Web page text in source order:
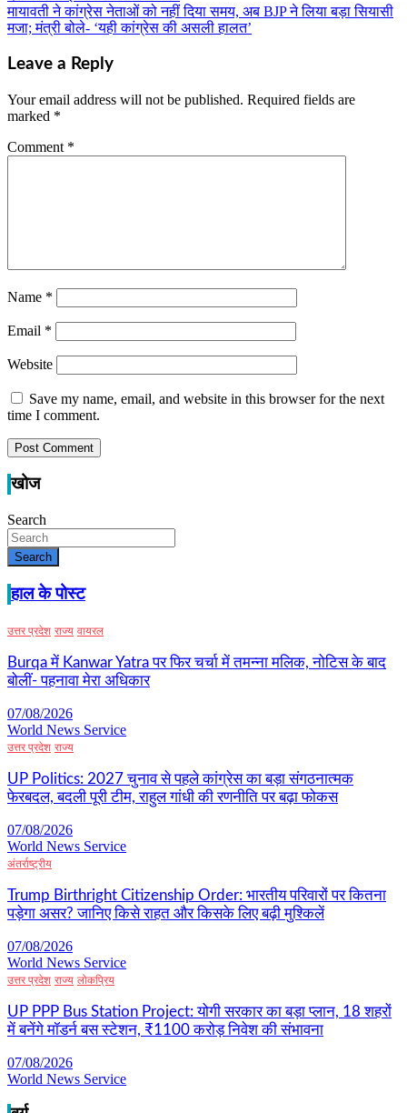
navigation
मायावती ने कांग्रेस नेताओं को नहीं दिया समय, अब BJP ने लिया बड़ा सियासी
मजा; मंत्री बोले- ‘यही कांग्रेस की असली हालत’
Leave a Reply
Your email address will not be published. Required fields are
marked *
Comment *
Name *
Email *
Website
Save my name, email, and website in this browser for the next
time I comment.
खोज
Search
Search
हाल के पोस्ट
उत्तर प्रदेश राज्य वायरल
Burqa में Kanwar Yatra पर फिर चर्चा में तमन्ना मलिक, नोटिस के बाद
बोलीं- पहनावा मेरा अधिकार
07/08/2026
World News Service
उत्तर प्रदेश राज्य
UP Politics: 2027 चुनाव से पहले कांग्रेस का बड़ा संगठनात्मक
फेरबदल, बदली पूरी टीम, राहुल गांधी की रणनीति पर बढ़ा फोकस
07/08/2026
World News Service
अंतर्राष्ट्रीय
Trump Birthright Citizenship Order: भारतीय परिवारों पर कितना
पड़ेगा असर? जानिए किसे राहत और किसके लिए बढ़ी मुश्किलें
07/08/2026
World News Service
उत्तर प्रदेश राज्य लोकप्रिय
UP PPP Bus Station Project: योगी सरकार का बड़ा प्लान, 18 शहरों
में बनेंगे मॉडर्न बस स्टेशन, ₹1100 करोड़ निवेश की संभावना
07/08/2026
World News Service